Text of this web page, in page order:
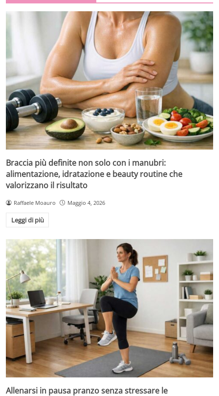
Braccia più definite non solo con i manubri:
alimentazione, idratazione e beauty routine che
valorizzano il risultato
Raffaele Moauro Maggio 4, 2026
Leggi di più
Allenarsi in pausa pranzo senza stressare le